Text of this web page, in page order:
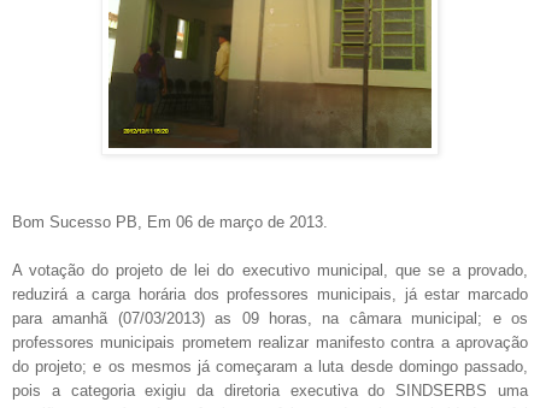
Bom Sucesso PB, Em 06 de março de 2013.
A votação do projeto de lei do executivo municipal, que se a provado,
reduzirá a carga horária dos professores municipais, já estar marcado
para amanhã (07/03/2013) as 09 horas, na câmara municipal; e os
professores municipais prometem realizar manifesto contra a aprovação
do projeto; e os mesmos já começaram a luta desde domingo passado,
pois a categoria exigiu da diretoria executiva do SINDSERBS uma